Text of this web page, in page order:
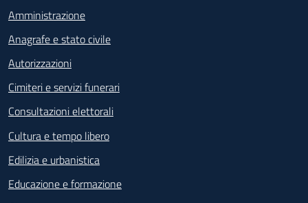
Amministrazione
Anagrafe e stato civile
Autorizzazioni
Cimiteri e servizi funerari
Consultazioni elettorali
Cultura e tempo libero
Edilizia e urbanistica
Educazione e formazione